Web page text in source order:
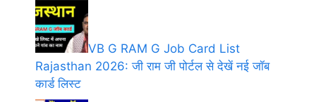
VB G RAM G Job Card List
Rajasthan 2026: जी राम जी पोर्टल से देखें नई जॉब
कार्ड लिस्ट